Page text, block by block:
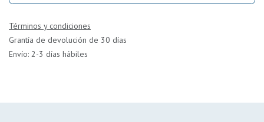
Términos y condiciones
Grantía de devolución de 30 días
Envío: 2-3 días hábiles